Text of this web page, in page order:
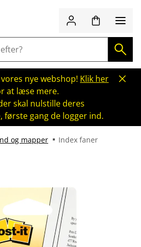
nye webshop! Klik her
at læse mere.
skal nulstille deres
første gang de logger ind.
og mapper Index faner